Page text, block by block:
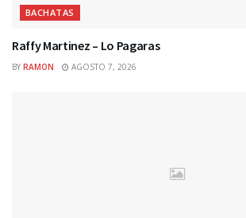
BACHATAS
Raffy Martinez – Lo Pagaras
BY RAMON AGOSTO 7, 2026